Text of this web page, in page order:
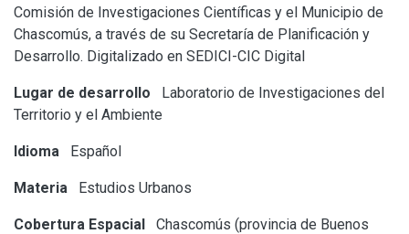
Comisión de Investigaciones Científicas y el Municipio de
Chascomús, a través de su Secretaría de Planificación y
Desarrollo. Digitalizado en SEDICI-CIC Digital
Lugar de desarrollo
Laboratorio de Investigaciones del
Territorio y el Ambiente
Idioma Español
Materia Estudios Urbanos
Cobertura Espacial
Chascomús (provincia de Buenos